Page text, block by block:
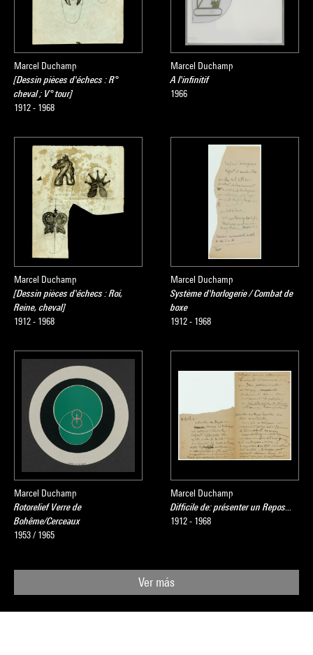
Marcel Duchamp
[Dessin pièces d'échecs : R°
cheval ; V° tour]
1912 - 1968
Marcel Duchamp
A l'infinitif
1966
Marcel Duchamp
[Dessin pièces d'échecs : Roi,
Reine, cheval]
1912 - 1968
Marcel Duchamp
Système d'horlogerie / Combat de
boxe
1912 - 1968
Marcel Duchamp
Rotorelief Verre de
Bohême/Cerceaux
1953 / 1965
Marcel Duchamp
Difficile de: présenter un Repos...
1912 - 1968
Ver más